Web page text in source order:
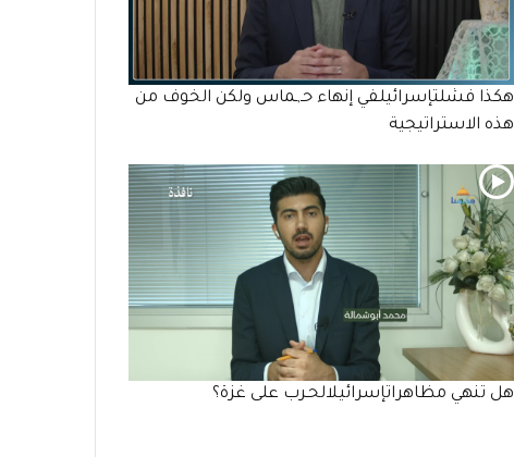
هكذا فشلتإسرائيلفي إنهاء حـ,ـماس ولكن الخوف من
هذه الاستراتيجية
هل تنهي مظاهراتإسرائيلالحـرب على غزة؟